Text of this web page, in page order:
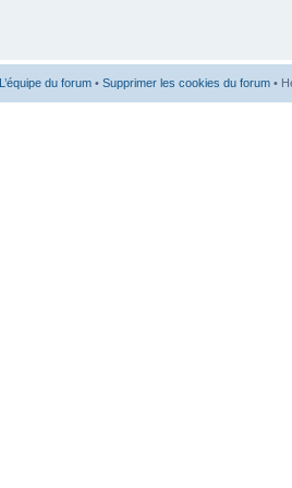
L’équipe du forum • Supprimer les cookies du forum •